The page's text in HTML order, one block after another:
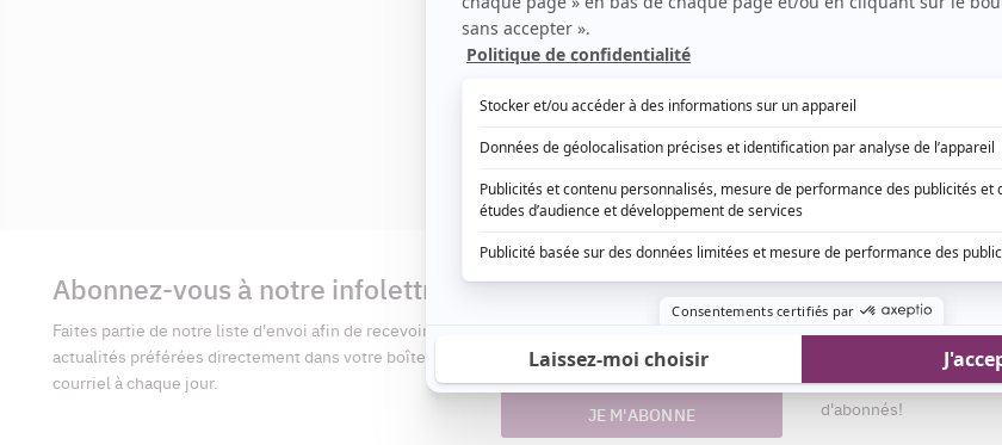
complémentaires
Abonnez-vous à notre infolettre
Faites partie de notre liste d'envoi afin de recevoir vos
actualités préférées directement dans votre boîte
courriel à chaque jour.
Prénom
courriel
JE M'ABONNE
Aimez-nous
Devenez « fan » de
toutes les actualités
ligne et pouvoir
d'abonnés!